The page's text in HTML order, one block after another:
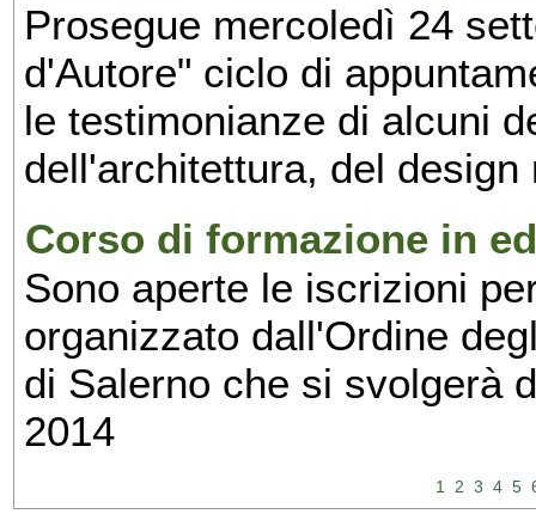
Prosegue mercoledì 24
d'Autore" ciclo di
le testimonianze di alcuni
dell'architettura, del
Corso di formazione in
Sono aperte le iscrizioni
organizzato dall'Ordine
di Salerno che si svolgerà
2014
1 2 3 4 5